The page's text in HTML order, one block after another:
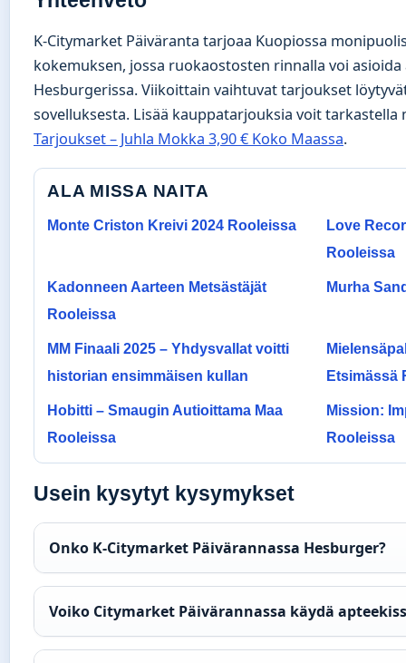
K-Citymarket Päiväranta tarjoaa Kuopiossa
kokemuksen, jossa ruokaostosten rinnalla voi asioida
Hesburgerissa. Viikoittain vaihtuvat tarjoukset
sovelluksesta. Lisää kauppatarjouksia voit
Tarjoukset – Juhla Mokka 3,90 € Koko Maassa.
ALA MISSA NAITA
Monte Criston Kreivi 2024 Rooleissa
Love
Rooleissa
Kadonneen Aarteen Metsästäjät
Rooleissa
Murha
MM Finaali 2025 – Yhdysvallat voitti
historian ensimmäisen kullan
Etsimässä
Hobitti – Smaugin Autioittama Maa
Rooleissa
Mission:
Rooleissa
Usein kysytyt kysymykset
Onko K-Citymarket Päivärannassa Hesburger?
Voiko Citymarket Päivärannassa käydä